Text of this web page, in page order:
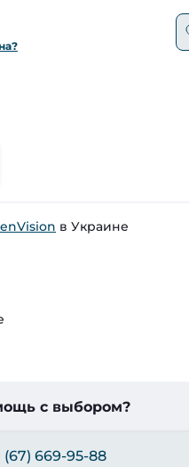
в Украине
с выбором?
(67) 669-95-88